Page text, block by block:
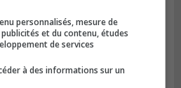
de reporter une
personnalisés, mesure de
et du contenu, études
de services
à des informations sur un